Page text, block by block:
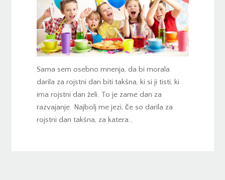
Sama sem osebno mnenja, da bi morala
darila za rojstni dan biti takšna, ki si ji tisti, ki
ima rojstni dan želi. To je zame dan za
razvajanje. Najbolj me jezi, če so darila za
rojstni dan takšna, za katera…